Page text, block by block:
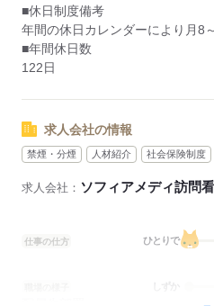
■休日制度備考
年間の休日カレンダーにより月8
■年間休日数
122日
求人会社の情報
禁煙・分煙 人材紹介 社会保険制度
求人会社： ソフィアメディ訪問
仕事の仕方 ひとりで